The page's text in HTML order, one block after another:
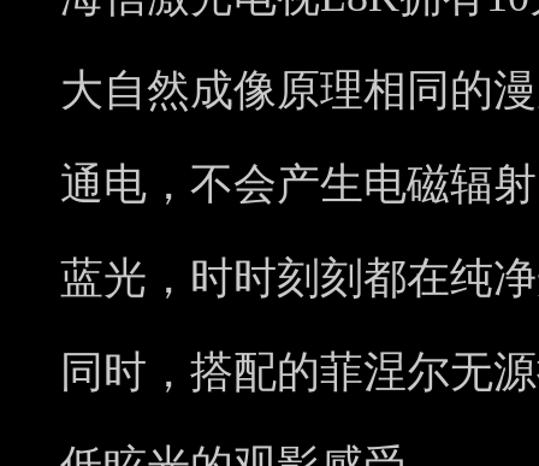
大自然成像原理相同的
通电，不会产生电磁辐
蓝光，时时刻刻都在纯
同时，搭配的菲涅尔无